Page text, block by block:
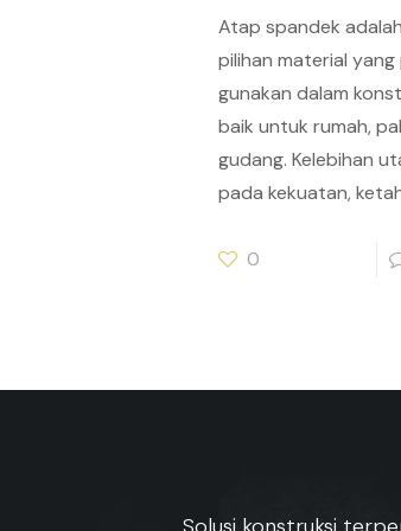
Atap spandek
pilihan material
gunakan dalam
baik untuk rumah,
gudang. Kelebihan
pada kekuatan,
0